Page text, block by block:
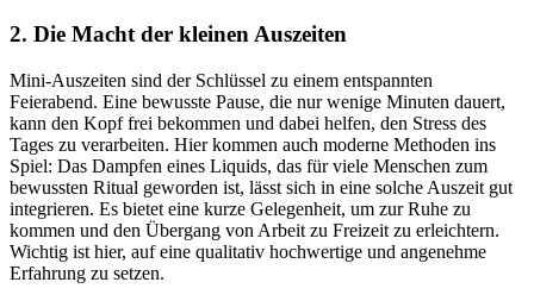
2. Die Macht der kleinen Auszeiten
Mini-Auszeiten sind der Schlüssel zu einem entspannten
Feierabend. Eine bewusste Pause, die nur wenige Minuten dauert,
kann den Kopf frei bekommen und dabei helfen, den Stress des
Tages zu verarbeiten. Hier kommen auch moderne Methoden ins
Spiel: Das Dampfen eines Liquids, das für viele Menschen zum
bewussten Ritual geworden ist, lässt sich in eine solche Auszeit gut
integrieren. Es bietet eine kurze Gelegenheit, um zur Ruhe zu
kommen und den Übergang von Arbeit zu Freizeit zu erleichtern.
Wichtig ist hier, auf eine qualitativ hochwertige und angenehme
Erfahrung zu setzen.